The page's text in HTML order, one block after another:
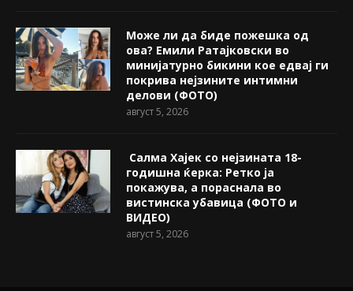
Може ли да биде пожешкa од
ова? Емили Ратајковски во
минијатурно бикини кое едвај ги
покрива нејзините интимни
делови (ФОТО)
август 5, 2026
Салма Хајек со нејзината 18-
годишна ќерка: Ретко ја
покажува, a пораснала во
вистинска убавица (ФОТО и
ВИДЕО)
август 5, 2026